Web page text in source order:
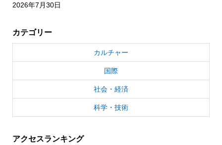
2026年7月30日
カテゴリー
カルチャー
国際
社会・経済
科学・技術
アクセスランキング